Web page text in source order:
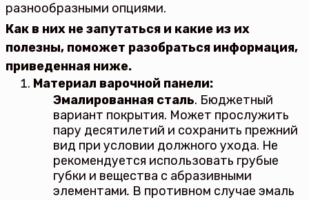
разнообразными опциями.
Как в них не запутаться и какие из их
полезны, поможет разобраться информация,
приведенная ниже.
Материал варочной панели:
Эмалированная сталь. Бюджетный
вариант покрытия. Может прослужить
пару десятилетий и сохранить прежний
вид при условии должного ухода. Не
рекомендуется использовать грубые
губки и вещества с абразивными
элементами. В противном случае эмаль